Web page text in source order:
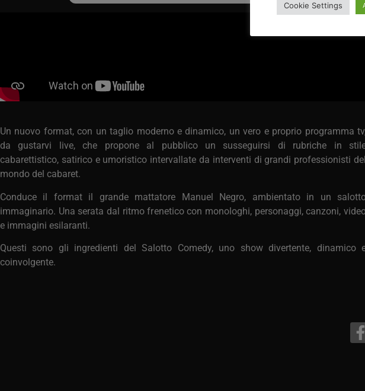
Un nuovo format, con un taglio moderno e dinamico, un vero e proprio programma
da gustarvi live, che propone al pubblico un susseguirsi di rubriche in
cabarettistico, satirico e umoristico intervallate da interventi di grandi professionisti del
mondo del cabaret.
Conduce il format il grande mattatore Manuel Negro, ambientato in un
immaginario. Una serata dal ritmo frenetico con monologhi, personaggi, canzoni,
e immagini esilaranti.
Questi sono gli ingredienti del Salotto Comedy, uno show divertente, dinamico
coinvolgente.
Cookie Settings